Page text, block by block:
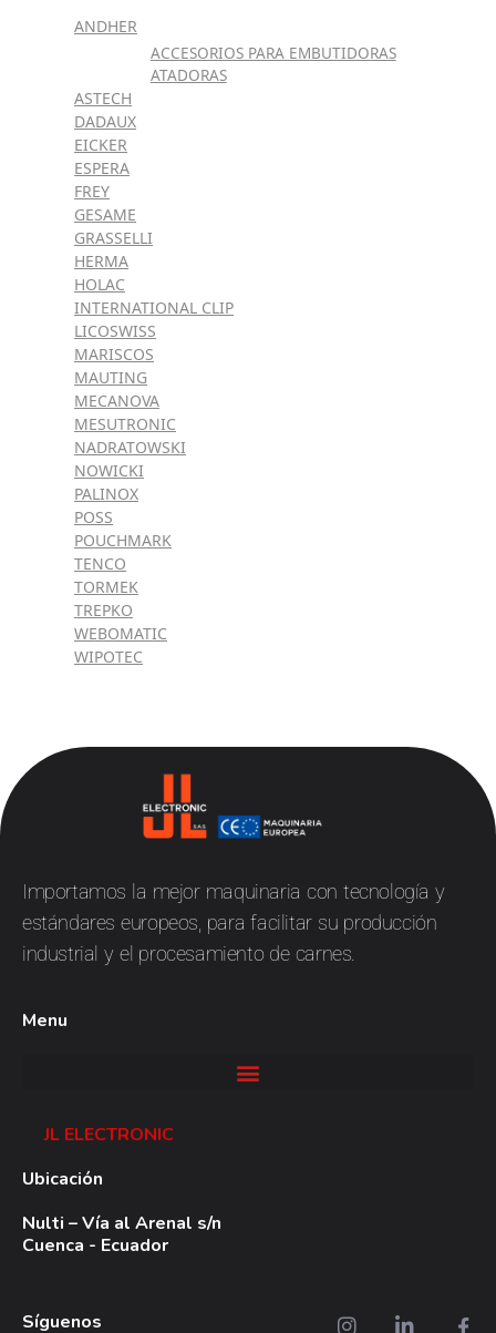
ANDHER
ACCESORIOS PARA EMBUTIDORAS
ATADORAS
ASTECH
DADAUX
EICKER
ESPERA
FREY
GESAME
GRASSELLI
HERMA
HOLAC
INTERNATIONAL CLIP
LICOSWISS
MARISCOS
MAUTING
MECANOVA
MESUTRONIC
NADRATOWSKI
NOWICKI
PALINOX
POSS
POUCHMARK
TENCO
TORMEK
TREPKO
WEBOMATIC
WIPOTEC
Importamos la mejor maquinaria con tecnología y
estándares europeos, para facilitar su producción
industrial y el procesamiento de carnes.
Menu
JL ELECTRONIC
Ubicación
Nulti – Vía al Arenal s/n
Cuenca - Ecuador
Síguenos